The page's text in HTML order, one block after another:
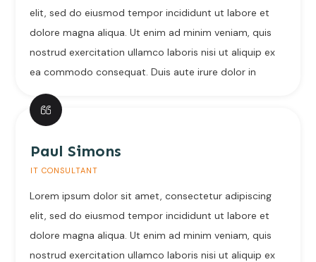
elit, sed do eiusmod tempor incididunt ut labore et
dolore magna aliqua. Ut enim ad minim veniam, quis
nostrud exercitation ullamco laboris nisi ut aliquip ex
ea commodo consequat. Duis aute irure dolor in
Paul Simons
IT CONSULTANT
Lorem ipsum dolor sit amet, consectetur adipiscing
elit, sed do eiusmod tempor incididunt ut labore et
dolore magna aliqua. Ut enim ad minim veniam, quis
nostrud exercitation ullamco laboris nisi ut aliquip ex